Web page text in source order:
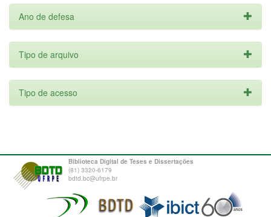
Ano de defesa
Tipo de arquivo
Tipo de acesso
Biblioteca Digital de Teses e Dissertações
(81) 3320-6179
bdtd.bc@ufrpe.br